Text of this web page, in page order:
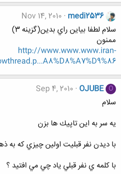
medi2536
Nov 14, 2010
سلام لطفا بياين راي بدين(گزينه 3)
ممنون
http://www.www.www.iran-
O
OJUBE
Sep 4, 2010
سلام
يه سر به اين تاپيك ها بزن
با ديدن نفر قبليت اولين چيزي كه به
با كلمه ي نفر قبلي ياد چي مي افتيد ؟